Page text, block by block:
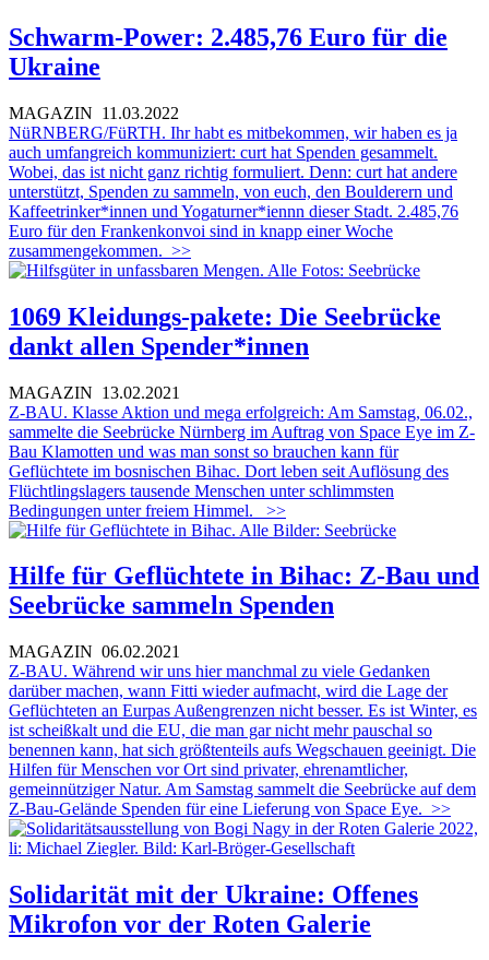
Schwarm-Power: 2.485,76 Euro für die
Ukraine
MAGAZIN 11.03.2022
NüRNBERG/FüRTH. Ihr habt es mitbekommen, wir haben es ja
auch umfangreich kommuniziert: curt hat Spenden gesammelt.
Wobei, das ist nicht ganz richtig formuliert. Denn: curt hat andere
unterstützt, Spenden zu sammeln, von euch, den Boulderern und
Kaffeetrinker*innen und Yogaturner*iennn dieser Stadt. 2.485,76
Euro für den Frankenkonvoi sind in knapp einer Woche
zusammengekommen. >>
1069 Kleidungs-pakete: Die Seebrücke
dankt allen Spender*innen
MAGAZIN 13.02.2021
Z-BAU. Klasse Aktion und mega erfolgreich: Am Samstag, 06.02.,
sammelte die Seebrücke Nürnberg im Auftrag von Space Eye im Z-
Bau Klamotten und was man sonst so brauchen kann für
Geflüchtete im bosnischen Bihac. Dort leben seit Auflösung des
Flüchtlingslagers tausende Menschen unter schlimmsten
Bedingungen unter freiem Himmel.
>>
Hilfe für Geflüchtete in Bihac: Z-Bau und
Seebrücke sammeln Spenden
MAGAZIN 06.02.2021
Z-BAU. Während wir uns hier manchmal zu viele Gedanken
darüber machen, wann Fitti wieder aufmacht, wird die Lage der
Geflüchteten an Eurpas Außengrenzen nicht besser. Es ist Winter, es
ist scheißkalt und die EU, die man gar nicht mehr pauschal so
benennen kann, hat sich größtenteils aufs Wegschauen geeinigt. Die
Hilfen für Menschen vor Ort sind privater, ehrenamtlicher,
gemeinnütziger Natur. Am Samstag sammelt die Seebrücke auf dem
Z-Bau-Gelände Spenden für eine Lieferung von Space Eye. >>
Solidarität mit der Ukraine: Offenes
Mikrofon vor der Roten Galerie